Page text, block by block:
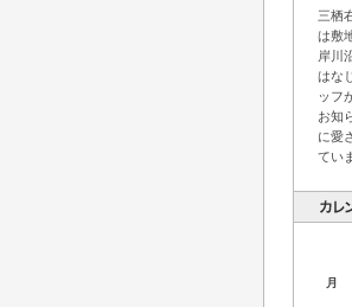
三栖
は敷
岸川
はな
ッフ
お知
に愛
てい
月